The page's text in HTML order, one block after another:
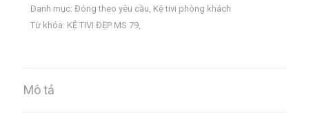
Danh mục: Đóng theo yêu cầu, Kệ tivi phòng khách
Từ khóa: KỆ TIVI ĐẸP MS 79,
Mô tả